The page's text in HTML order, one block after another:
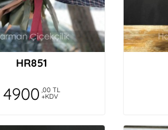
HR851
4900 ,00 TL
+KDV